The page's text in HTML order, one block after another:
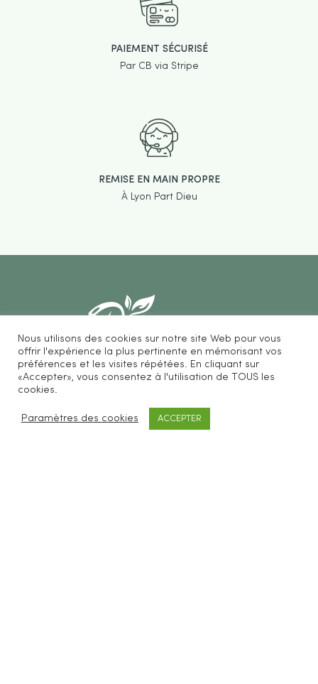
PAIEMENT SÉCURISÉ
Par CB via Stripe
REMISE EN MAIN PROPRE
À Lyon Part Dieu
Be Loves Nature vous propose des accessoires
Nous utilisons des cookies sur notre site Web pour vous
offrir l'expérience la plus pertinente en mémorisant vos
préférences et les visites répétées. En cliquant sur
«Accepter», vous consentez à l'utilisation de TOUS les
cookies.
Paramètres des cookies ACCEPTER